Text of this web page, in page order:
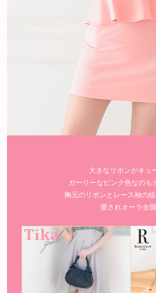
大きなリボンがキュ
ガーリーなピンク色なのも
胸元のリボンとレース袖の組
愛されオーラ全